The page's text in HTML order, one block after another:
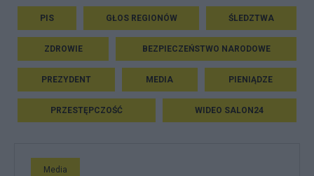
PIS GŁOS REGIONÓW ŚLEDZTWA
ZDROWIE BEZPIECZEŃSTWO NARODOWE
PREZYDENT MEDIA PIENIĄDZE
PRZESTĘPCZOŚĆ WIDEO SALON24
Media